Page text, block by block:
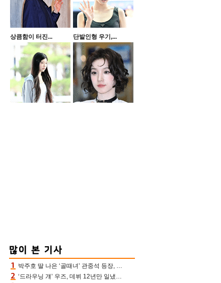
상큼함이 터진... 단발인형 우기,...
박주호 딸 나은 ‘골때녀’ 관중석 등장, 김민재 복제인간 보고 혼란 [결정적장면]
‘드라우닝 걔’ 우즈, 데뷔 12년만 일냈다…체조경기장 입성 확정